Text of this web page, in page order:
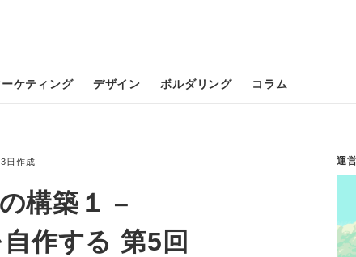
ーケティング デザイン ボルダリング コラム
日作成
構築１ –
作する 第5回
運